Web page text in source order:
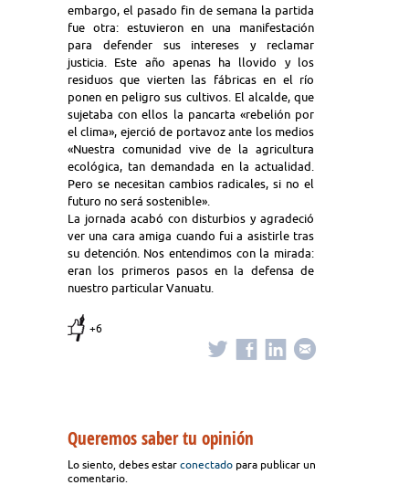
embargo, el pasado fin de semana la partida
fue otra: estuvieron en una manifestación
para defender sus intereses y reclamar
justicia. Este año apenas ha llovido y los
residuos que vierten las fábricas en el río
ponen en peligro sus cultivos. El alcalde, que
sujetaba con ellos la pancarta «rebelión por
el clima», ejerció de portavoz ante los medios
«Nuestra comunidad vive de la agricultura
ecológica, tan demandada en la actualidad.
Pero se necesitan cambios radicales, si no el
futuro no será sostenible».
La jornada acabó con disturbios y agradeció
ver una cara amiga cuando fui a asistirle tras
su detención. Nos entendimos con la mirada:
eran los primeros pasos en la defensa de
nuestro particular Vanuatu.
+6
Queremos saber tu opinión
Lo siento, debes estar conectado para publicar un
comentario.